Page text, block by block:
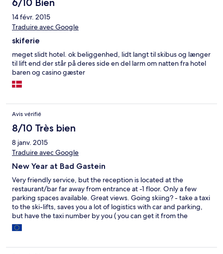
6/10 Bien
14 févr. 2015
Traduire avec Google
skiferie
meget slidt hotel. ok beliggenhed, lidt langt til skibus og længer
til lift end der står på deres side en del larm om natten fra hotel
baren og casino gæster
Avis vérifié
8/10 Très bien
8 janv. 2015
Traduire avec Google
New Year at Bad Gastein
Very friendly service, but the reception is located at the
restaurant/bar far away from entrance at -1 floor. Only a few
parking spaces available. Great views. Going skiing? - take a taxi
to the ski-lifts, saves you a lot of logistics with car and parking,
but have the taxi number by you ( you can get it from the
reception ). Restaurant is not open at day time - but because of
the people there, I could have my afternoon coffee there.